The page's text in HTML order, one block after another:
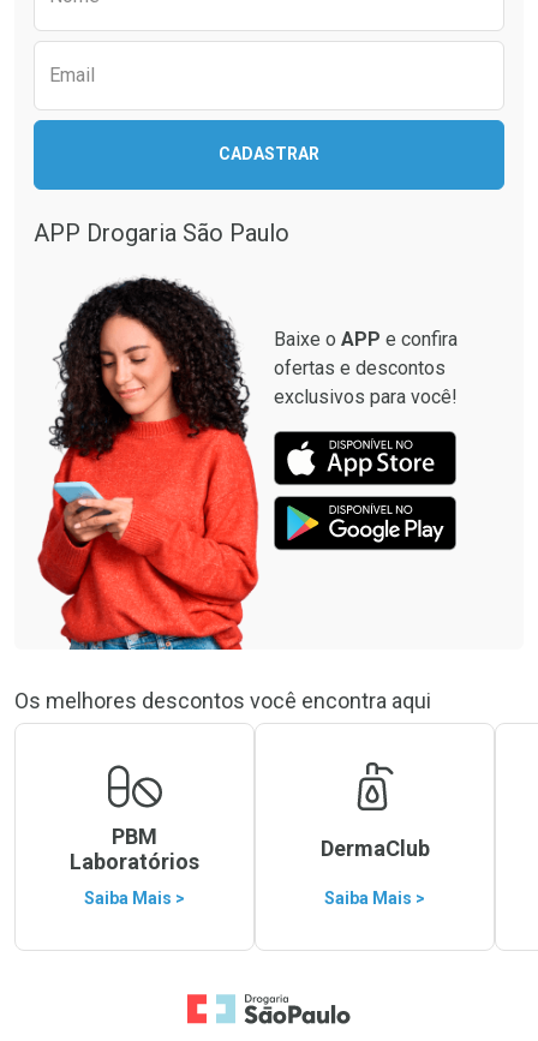
Email
CADASTRAR
APP Drogaria São Paulo
Baixe o APP e confira
ofertas e descontos
exclusivos para você!
Os melhores descontos você encontra aqui
PBM
Laboratórios
Saiba Mais >
DermaClub
Saiba Mais >
Ir para a Home